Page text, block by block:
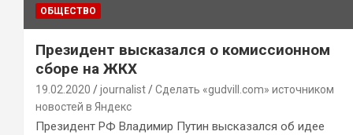
ОБЩЕСТВО
Президент высказался о комиссионном
сборе на ЖКХ
19.02.2020 journalist
Сделать «gudvill.com» источником
новостей в Яндекс
Президент РФ Владимир Путин высказался об идее